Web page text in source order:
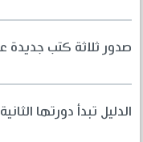
صدور ثلاثة كتب جديدة
الدليل تبدأ دورتها